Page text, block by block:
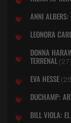
ANNI
LEONORA
DONNA
TERRENAL
EVA HESSE
DUCHAMP:
BILL VIOLA: